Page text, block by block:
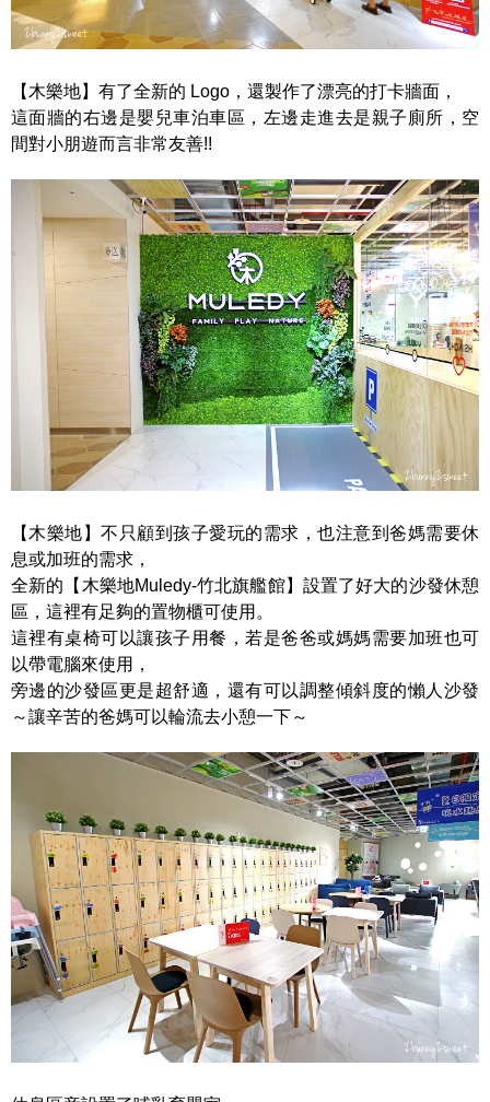
【木樂地】有了全新的 Logo，還製作了漂亮的打卡牆面，
這面牆的右邊是嬰兒車泊車區，左邊走進去是親子廁所，空
間對小朋遊而言非常友善!!
【木樂地】不只顧到孩子愛玩的需求，也注意到爸媽需要休
息或加班的需求，
全新的【木樂地Muledy-竹北旗艦館】設置了好大的沙發休憩
區，這裡有足夠的置物櫃可使用。
這裡有桌椅可以讓孩子用餐，若是爸爸或媽媽需要加班也可
以帶電腦來使用，
旁邊的沙發區更是超舒適，還有可以調整傾斜度的懶人沙發
～讓辛苦的爸媽可以輪流去小憩一下～